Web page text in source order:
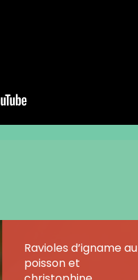
Ravioles d’igname au
poisson et